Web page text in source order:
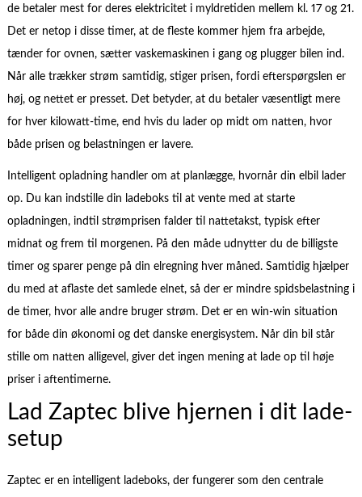
de betaler mest for deres elektricitet i myldretiden mellem kl. 17 og 21.
Det er netop i disse timer, at de fleste kommer hjem fra arbejde,
tænder for ovnen, sætter vaskemaskinen i gang og plugger bilen ind.
Når alle trækker strøm samtidig, stiger prisen, fordi efterspørgslen er
høj, og nettet er presset. Det betyder, at du betaler væsentligt mere
for hver kilowatt-time, end hvis du lader op midt om natten, hvor
både prisen og belastningen er lavere.
Intelligent opladning handler om at planlægge, hvornår din elbil lader
op. Du kan indstille din ladeboks til at vente med at starte
opladningen, indtil strømprisen falder til nattetakst, typisk efter
midnat og frem til morgenen. På den måde udnytter du de billigste
timer og sparer penge på din elregning hver måned. Samtidig hjælper
du med at aflaste det samlede elnet, så der er mindre spidsbelastning i
de timer, hvor alle andre bruger strøm. Det er en win-win situation
for både din økonomi og det danske energisystem. Når din bil står
stille om natten alligevel, giver det ingen mening at lade op til høje
priser i aftentimerne.
Lad Zaptec blive hjernen i dit lade-
setup
Zaptec er en intelligent ladeboks, der fungerer som den centrale